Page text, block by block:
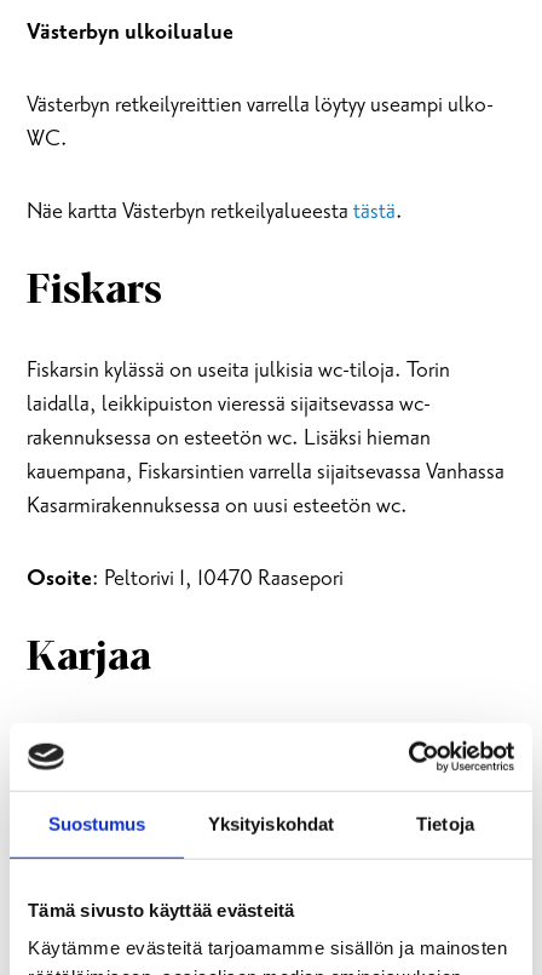
Suostumus Yksityiskohdat Tietoja
Tämä sivusto käyttää evästeitä
Käytämme evästeitä tarjoamamme sisällön ja mainosten
Västerbyn ulkoilualue
Västerbyn retkeilyreittien varrella löytyy useampi ulko-
WC.
Näe kartta Västerbyn retkeilyalueestatästä.
Fiskars
Fiskarsin kylässä on useita julkisia wc-tiloja. Torin
laidalla, leikkipuiston vieressä sijaitsevassa wc-
rakennuksessa on esteetön wc. Lisäksi hieman
kauempana, Fiskarsintien varrella sijaitsevassa Vanhassa
Kasarmirakennuksessa on uusi esteetön wc.
Osoite: Peltorivi 1, 10470 Raasepori
Karjaa
Karjaan matkakeskus
Karjaan matkakeskuksesta löytyy yleiset WC:t, joista
yksi on esteetön. WC:t ovat auki joka päivä 06:00-
Osoite: Ratakatu 65, 10300 Karjaa